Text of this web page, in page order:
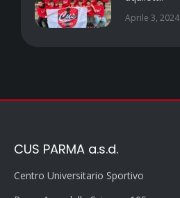
Aprile 3, 2024
CUS PARMA a.s.d.
Centro Universitario Sportivo